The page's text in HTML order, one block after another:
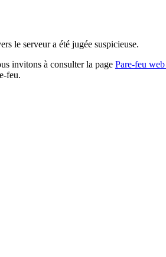
le serveur a été jugée suspicieuse.
invitons à consulter la page Pare-feu
feu.